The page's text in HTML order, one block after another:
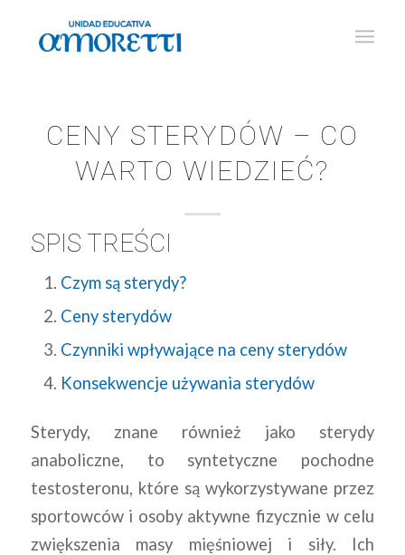
CENY STERYDÓW – CO
WARTO WIEDZIEĆ?
SPIS TREŚCI
Czym są sterydy?
Ceny sterydów
Czynniki wpływające na ceny sterydów
Konsekwencje używania sterydów
Sterydy, znane również jako sterydy
anaboliczne, to syntetyczne pochodne
testosteronu, które są wykorzystywane przez
sportowców i osoby aktywne fizycznie w celu
zwiększenia masy mięśniowej i siły. Ich